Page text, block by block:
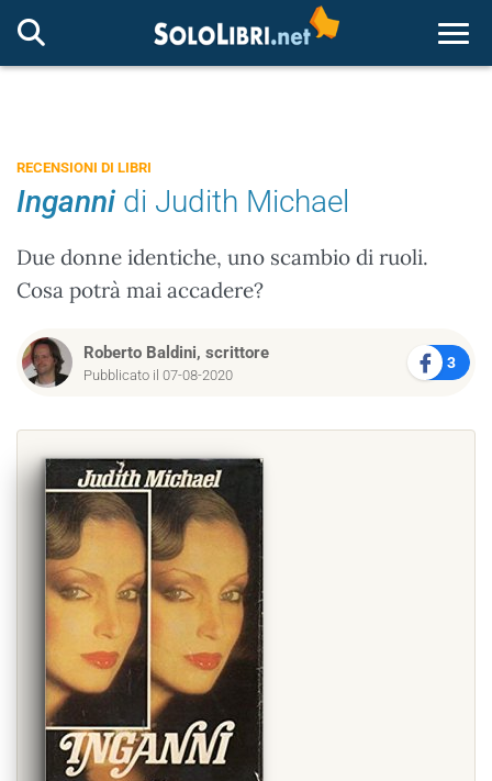
RECENSIONI DI LIBRI
Inganni di Judith Michael
Due donne identiche, uno scambio di ruoli.
Cosa potrà mai accadere?
Roberto Baldini, scrittore
Pubblicato il 07-08-2020
3